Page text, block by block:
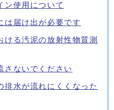
ン使用について
は届け出が必要です
ける汚泥の放射性物質測
さないでください
排水が流れにくくなった